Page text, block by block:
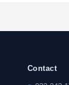
Contact